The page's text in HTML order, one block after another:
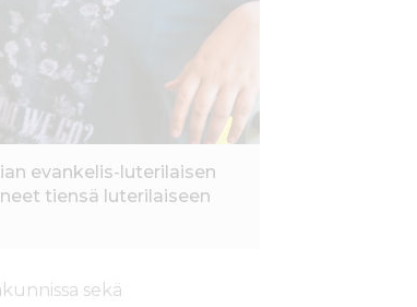
evankelis-luterilaisen
tiensä luterilaiseen
sekä